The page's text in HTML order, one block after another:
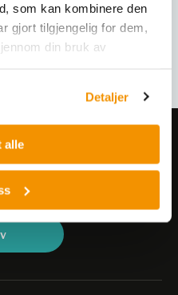
som kan kombinere den
gjort tilgjengelig for dem,
din bruk av
Detaljer
alle